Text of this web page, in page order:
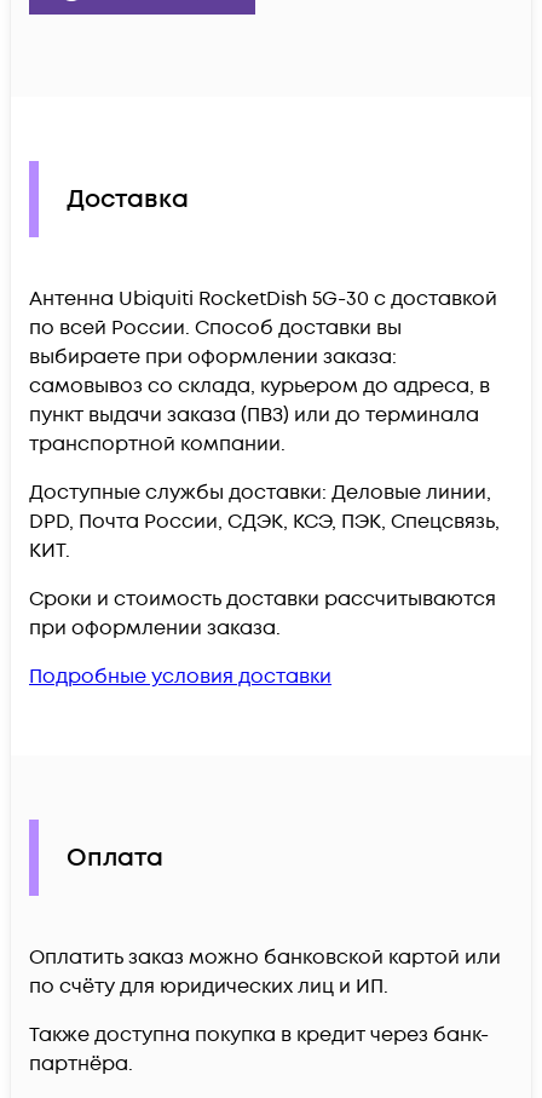
Доставка
Антенна Ubiquiti RocketDish 5G-30 c доставкой
по всей России. Способ доставки вы
выбираете при оформлении заказа:
самовывоз со склада, курьером до адреса, в
пункт выдачи заказа (ПВЗ) или до терминала
транспортной компании.
Доступные службы доставки: Деловые линии,
DPD, Почта России, СДЭК, КСЭ, ПЭК, Спецсвязь,
КИТ.
Сроки и стоимость доставки рассчитываются
при оформлении заказа.
Подробные условия доставки
Оплата
Оплатить заказ можно банковской картой или
по счёту для юридических лиц и ИП.
Также доступна покупка в кредит через банк-
партнёра.